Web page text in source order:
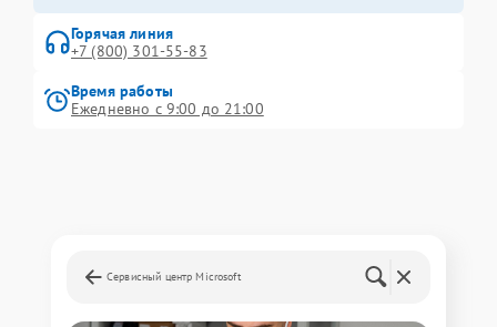
Горячая линия
+7 (800) 301-55-83
Время работы
Ежедневно с 9:00 до 21:00
Сервисный центр Microsoft